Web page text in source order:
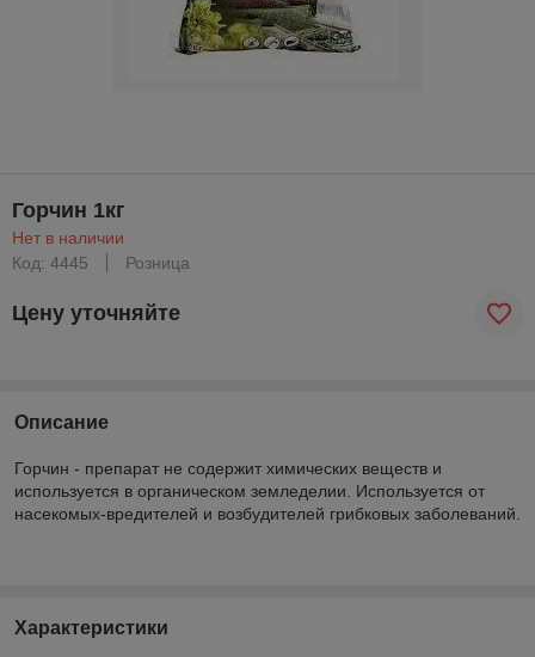
Горчин 1кг
Нет в наличии
Код: 4445
Розница
Цену уточняйте
Описание
Горчин - препарат не содержит химических веществ и
используется в органическом земледелии. Используется от
насекомых-вредителей и возбудителей грибковых заболеваний.
Характеристики